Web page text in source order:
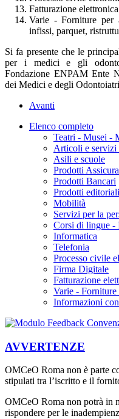
Fatturazione elettronica
Varie - Forniture per
infissi, parquet,
Si fa presente che le
per i medici e gli
Fondazione ENPAM Ente
dei Medici e degli
Avanti
Elenco completo
Teatri - Musei -
Articoli e servizi
Asili e scuole
Prodotti
Prodotti Bancari
Prodotti editoriali
Mobilità
Servizi per la
Corsi di lingue -
Informatica
Telefonia
Processo civile
Firma Digitale
Fatturazione
Varie - Forniture
Informazioni
AVVERTENZE
OMCeO Roma non è parte
stipulati tra l’iscritto e il
OMCeO Roma non potrà in
rispondere per le